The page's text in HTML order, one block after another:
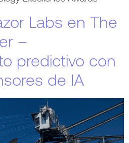
Labs en The
–
predictivo con
de IA